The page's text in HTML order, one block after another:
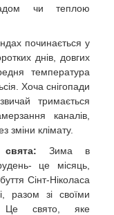
чи теплою
починається у
днів, довгих
температура
Хоча снігопади
тримається
каналів,
клімату.
Зима в
це місяць,
Сінт-Ніколаса
разом зі своїми
Це свято, яке